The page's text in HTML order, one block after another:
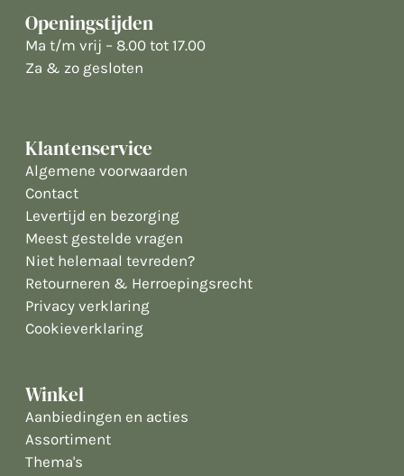
Openingstijden
Ma t/m vrij – 8.00 tot 17.00
Za & zo gesloten
Klantenservice
Algemene voorwaarden
Contact
Levertijd en bezorging
Meest gestelde vragen
Niet helemaal tevreden?
Retourneren & Herroepingsrecht
Privacy verklaring
Cookieverklaring
Winkel
Aanbiedingen en acties
Assortiment
Thema's